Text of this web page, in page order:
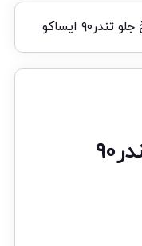
ایساکو
بلبرینگ چرخ جلو تندر۹۰